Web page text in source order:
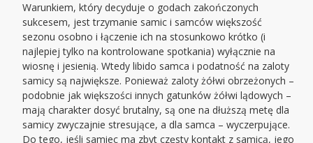
Warunkiem, który decyduje o godach zakończonych
sukcesem, jest trzymanie samic i samców większość
sezonu osobno i łączenie ich na stosunkowo krótko (i
najlepiej tylko na kontrolowane spotkania) wyłącznie na
wiosnę i jesienią. Wtedy libido samca i podatność na zaloty
samicy są największe. Ponieważ zaloty żółwi obrzeżonych –
podobnie jak większości innych gatunków żółwi lądowych –
mają charakter dosyć brutalny, są one na dłuższą metę dla
samicy zwyczajnie stresujące, a dla samca – wyczerpujące.
Do tego, jeśli samiec ma zbyt częsty kontakt z samicą, jego